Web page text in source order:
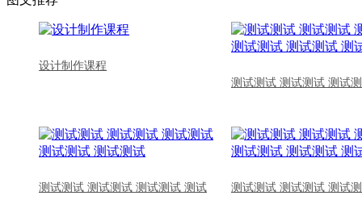
设计制作课程
测试测试 测试测试 测试
测试测试 测试测试 测试测试 测试 测试测试 测试测试 测试